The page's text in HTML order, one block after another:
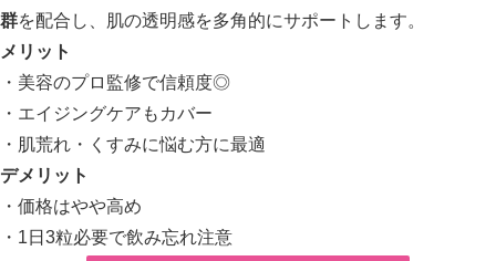
群を配合し、肌の透明感を多角的にサポートします。
メリット
・美容のプロ監修で信頼度◎
・エイジングケアもカバー
・肌荒れ・くすみに悩む方に最適
デメリット
・価格はやや高め
・1日3粒必要で飲み忘れ注意